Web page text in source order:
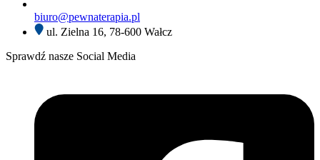
biuro@pewnaterapia.pl
ul. Zielna 16, 78-600 Wałcz
Sprawdź nasze Social Media